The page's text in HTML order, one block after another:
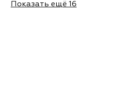
Показать ещё 16